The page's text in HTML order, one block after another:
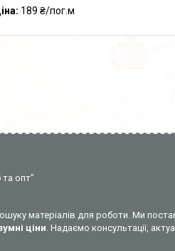
189 ₴/пог.м
та опт"
матеріалів для роботи. Ми
ціни. Надаємо консультації,